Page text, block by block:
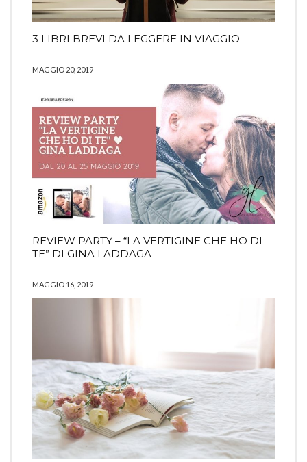
3 LIBRI BREVI DA LEGGERE IN VIAGGIO
MAGGIO 20, 2019
REVIEW PARTY – “LA VERTIGINE CHE HO DI
TE” DI GINA LADDAGA
MAGGIO 16, 2019